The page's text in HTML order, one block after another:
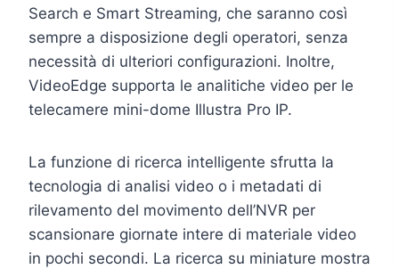
Search e Smart Streaming, che saranno così
sempre a disposizione degli operatori, senza
necessità di ulteriori configurazioni. Inoltre,
VideoEdge supporta le analitiche video per le
telecamere mini-dome Illustra Pro IP.
La funzione di ricerca intelligente sfrutta la
tecnologia di analisi video o i metadati di
rilevamento del movimento dell’NVR per
scansionare giornate intere di materiale video
in pochi secondi. La ricerca su miniature mostra